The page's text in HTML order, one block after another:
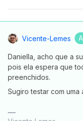
Vicente-Lemes
Daniella, acho que a
pois ela espera que
preenchidos.
Sugiro testar com